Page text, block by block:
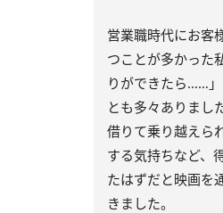
営業職時代にお客
つことが多かった
りができたら……
とも多々ありまし
借りて乗り越えら
する気持ちなど、
たはずだと映画を
きました。